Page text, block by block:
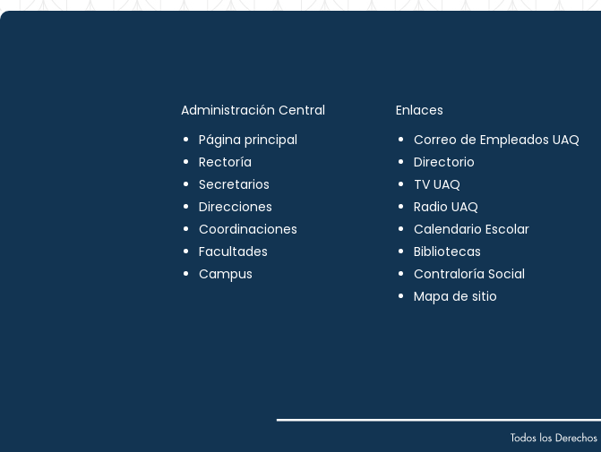
Administración Central
Página principal
Rectoría
Secretarios
Direcciones
Coordinaciones
Facultades
Campus
Enlaces
Correo de Empleados UAQ
Directorio
TV UAQ
Radio UAQ
Calendario Escolar
Bibliotecas
Contraloría Social
Mapa de sitio